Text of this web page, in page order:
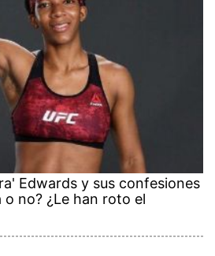
Edwards y sus confesiones
o no? ¿Le han roto el